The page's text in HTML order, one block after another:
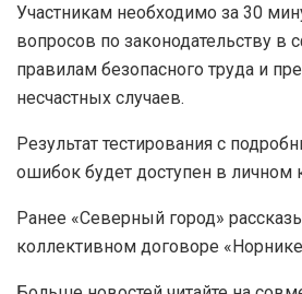
Участникам необходимо за 30
вопросов по законодательству в
правилам безопасного труда и
несчастных случаев.
Результат тестирования с
ошибок будет доступен в личном
Ранее «Северный город»
коллективном договоре